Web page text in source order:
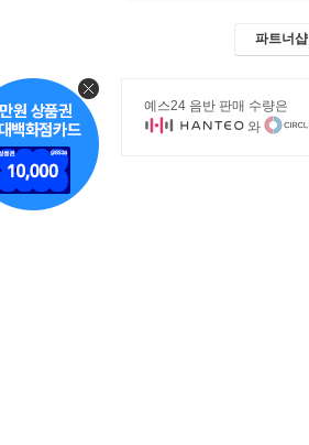
파트너샵
예스24 음반 판매 수량은
와